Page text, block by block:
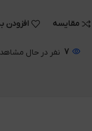
مقایسه افزودن
7 نفر در حال